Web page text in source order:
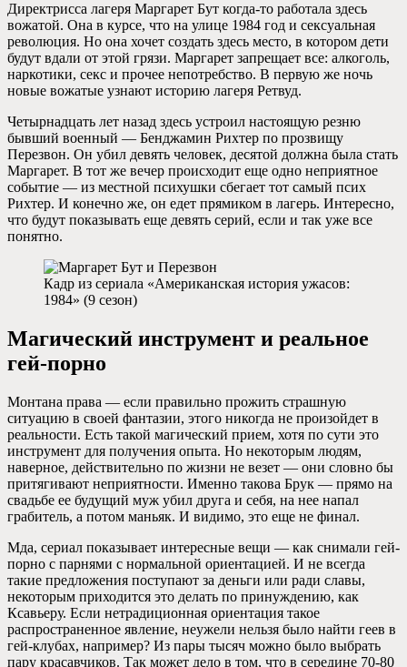
Директрисса лагеря Маргарет Бут когда-то работала здесь
вожатой. Она в курсе, что на улице 1984 год и сексуальная
революция. Но она хочет создать здесь место, в котором дети
будут вдали от этой грязи. Маргарет запрещает все: алкоголь,
наркотики, секс и прочее непотребство. В первую же ночь
новые вожатые узнают историю лагеря Ретвуд.
Четырнадцать лет назад здесь устроил настоящую резню
бывший военный — Бенджамин Рихтер по прозвищу
Перезвон. Он убил девять человек, десятой должна была стать
Маргарет. В тот же вечер происходит еще одно неприятное
событие — из местной психушки сбегает тот самый псих
Рихтер. И конечно же, он едет прямиком в лагерь. Интересно,
что будут показывать еще девять серий, если и так уже все
понятно.
Кадр из сериала «Американская история ужасов:
1984» (9 сезон)
Магический инструмент и реальное
гей-порно
Монтана права — если правильно прожить страшную
ситуацию в своей фантазии, этого никогда не произойдет в
реальности. Есть такой магический прием, хотя по сути это
инструмент для получения опыта. Но некоторым людям,
наверное, действительно по жизни не везет — они словно бы
притягивают неприятности. Именно такова Брук — прямо на
свадьбе ее будущий муж убил друга и себя, на нее напал
грабитель, а потом маньяк. И видимо, это еще не финал.
Мда, сериал показывает интересные вещи — как снимали гей-
порно с парнями с нормальной ориентацией. И не всегда
такие предложения поступают за деньги или ради славы,
некоторым приходится это делать по принуждению, как
Ксавьеру. Если нетрадиционная ориентация такое
распространенное явление, неужели нельзя было найти геев в
гей-клубах, например? Из пары тысяч можно было выбрать
пару красавчиков. Так может дело в том, что в середине 70-80